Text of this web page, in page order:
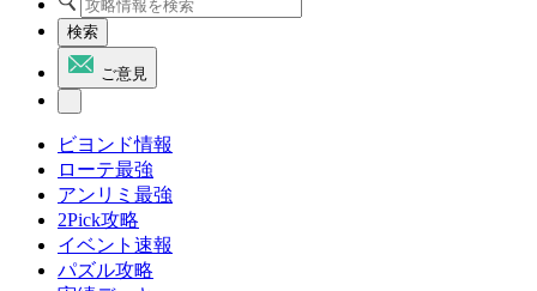
検索
ご意見
ビヨンド情報
ローテ最強
アンリミ最強
2Pick攻略
イベント速報
パズル攻略